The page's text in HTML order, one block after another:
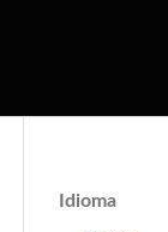
Idioma